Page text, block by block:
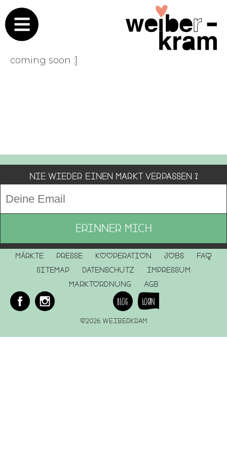
coming soon :]
Nie wieder einen Markt verpassen ?
Märkte Presse Kooperation Jobs
FAQ
Sitemap
Datenschutz
Impressum
MARKTORDNUNG
AGB
Blog Login
©2026 Weiberkram